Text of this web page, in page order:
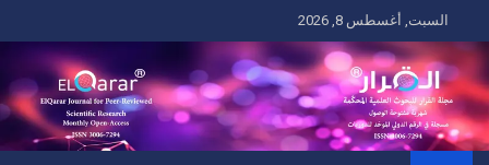
to
content
السبت, أغسطس 8, 2026